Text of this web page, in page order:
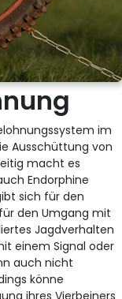
im
Ausschüttung von
macht es
Endorphine
sich für den
den Umgang mit
Jagdverhalten
einem Signal oder
auch nicht
könne
ihres Vierbeiners